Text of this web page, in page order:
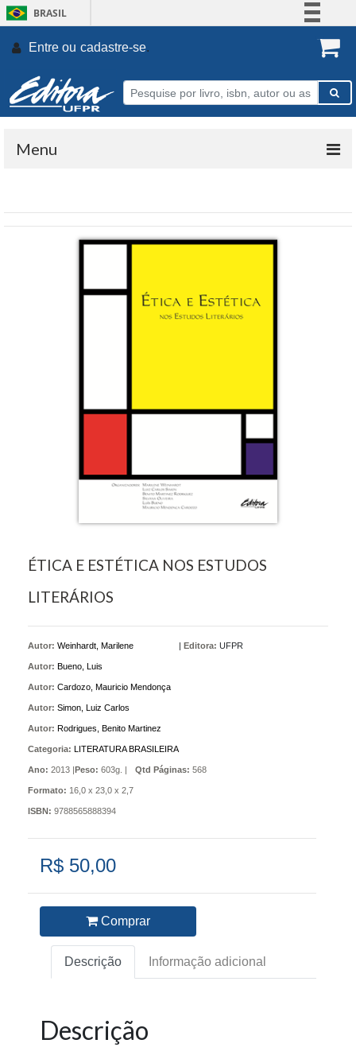
BRASIL
Participe
Entre ou cadastre-se.
Menu
ÉTICA E ESTÉTICA NOS ESTUDOS
LITERÁRIOS
Autor: Weinhardt, Marilene
Autor: Bueno, Luis
Autor: Cardozo, Mauricio Mendonça
Autor: Simon, Luiz Carlos
Autor: Rodrigues, Benito Martinez
| Editora: UFPR
Categoria: LITERATURA BRASILEIRA
Ano: 2013 |Peso: 603g. | Qtd Páginas: 568
Formato: 16,0 x 23,0 x 2,7
ISBN: 9788565888394
R$ 50,00
Comprar
Descrição Informação adicional
Descrição